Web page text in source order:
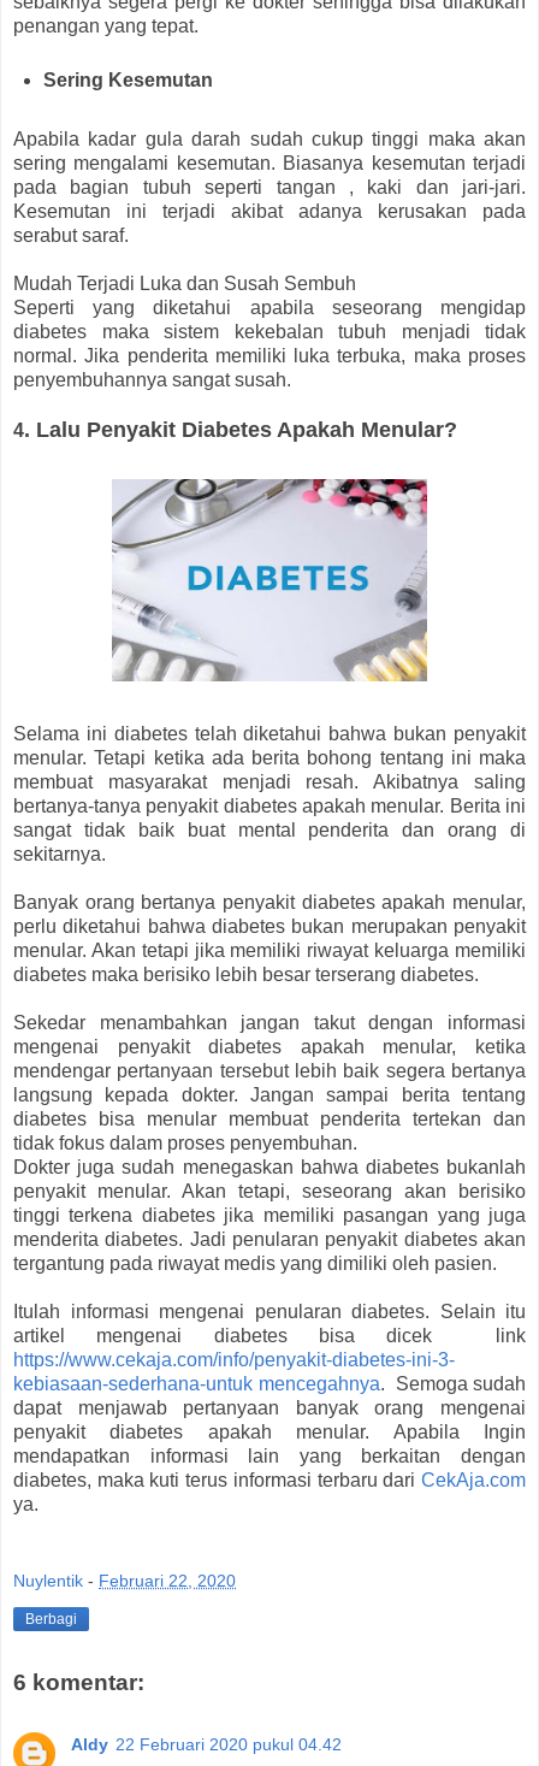
penangan yang tepat.
Sering Kesemutan
Apabila kadar gula darah sudah cukup tinggi maka akan
sering mengalami kesemutan. Biasanya kesemutan terjadi
pada bagian tubuh seperti tangan , kaki dan jari-jari.
Kesemutan ini terjadi akibat adanya kerusakan pada
serabut saraf.
Mudah Terjadi Luka dan Susah Sembuh
Seperti yang diketahui apabila seseorang mengidap
diabetes maka sistem kekebalan tubuh menjadi tidak
normal. Jika penderita memiliki luka terbuka, maka proses
penyembuhannya sangat susah.
4. Lalu Penyakit Diabetes Apakah Menular?
Selama ini diabetes telah diketahui bahwa bukan penyakit
menular. Tetapi ketika ada berita bohong tentang ini maka
membuat masyarakat menjadi resah. Akibatnya saling
bertanya-tanya penyakit diabetes apakah menular. Berita ini
sangat tidak baik buat mental penderita dan orang di
sekitarnya.
Banyak orang bertanya penyakit diabetes apakah menular,
perlu diketahui bahwa diabetes bukan merupakan penyakit
menular. Akan tetapi jika memiliki riwayat keluarga memiliki
diabetes maka berisiko lebih besar terserang diabetes.
Sekedar menambahkan jangan takut dengan informasi
mengenai penyakit diabetes apakah menular, ketika
mendengar pertanyaan tersebut lebih baik segera bertanya
langsung kepada dokter. Jangan sampai berita tentang
diabetes bisa menular membuat penderita tertekan dan
tidak fokus dalam proses penyembuhan.
Dokter juga sudah menegaskan bahwa diabetes bukanlah
penyakit menular. Akan tetapi, seseorang akan berisiko
tinggi terkena diabetes jika memiliki pasangan yang juga
menderita diabetes. Jadi penularan penyakit diabetes akan
tergantung pada riwayat medis yang dimiliki oleh pasien.
Itulah informasi mengenai penularan diabetes. Selain itu
artikel mengenai diabetes bisa dicek link
https://www.cekaja.com/info/penyakit-diabetes-ini-3-
kebiasaan-sederhana-untuk mencegahnya. Semoga sudah
dapat menjawab pertanyaan banyak orang mengenai
penyakit diabetes apakah menular. Apabila Ingin
mendapatkan informasi lain yang berkaitan dengan
diabetes, maka kuti terus informasi terbaru dari CekAja.com
ya.
Nuylentik - Februari 22, 2020
Berbagi
6 komentar:
Aldy 22 Februari 2020 pukul 04.42